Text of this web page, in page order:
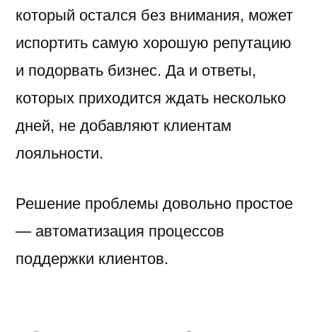
который остался без внимания, может
испортить самую хорошую репутацию
и подорвать бизнес. Да и ответы,
которых приходится ждать несколько
дней, не добавляют клиентам
лояльности.
Решение проблемы довольно простое
— автоматизация процессов
поддержки клиентов.